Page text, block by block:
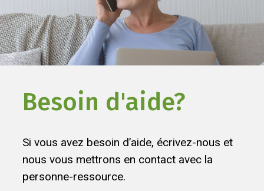
Besoin d'aide?
Si vous avez besoin d’aide, écrivez-nous et
nous vous mettrons en contact avec la
personne-ressource.